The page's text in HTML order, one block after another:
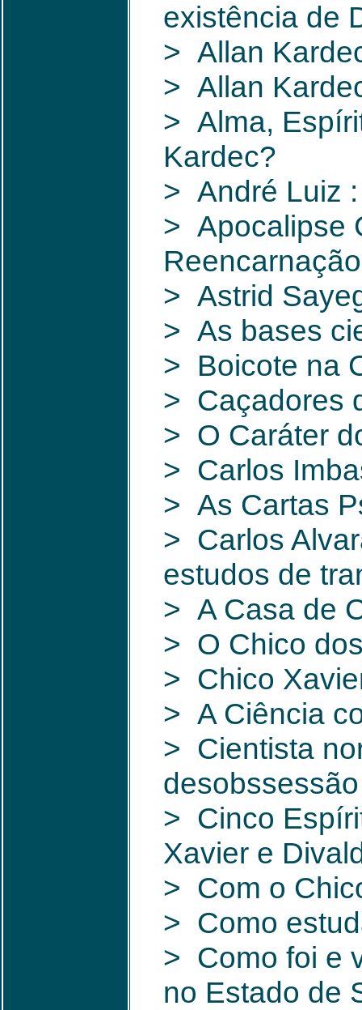
existência de
> Allan
> Allan
> Alma,
Kardec?
> André Luiz
> Apocalipse
> Astrid
> As bases
> Boicote na
> Caçadores
> O Caráter
> Carlos
> As Cartas
> Carlos
estudos de
> A Casa de
> O Chico
> Chico
> A Ciência
> Cientista
> Cinco
Xavier e
> Com o
> Como
> Como foi e
no Estado de